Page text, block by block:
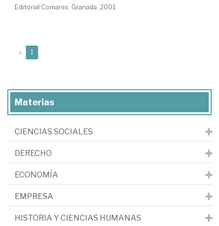
Editorial Comares. Granada, 2001
« 1
Materias
CIENCIAS SOCIALES
DERECHO
ECONOMÍA
EMPRESA
HISTORIA Y CIENCIAS HUMANAS